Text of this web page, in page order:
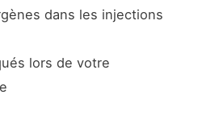
dans les injections
lors de votre